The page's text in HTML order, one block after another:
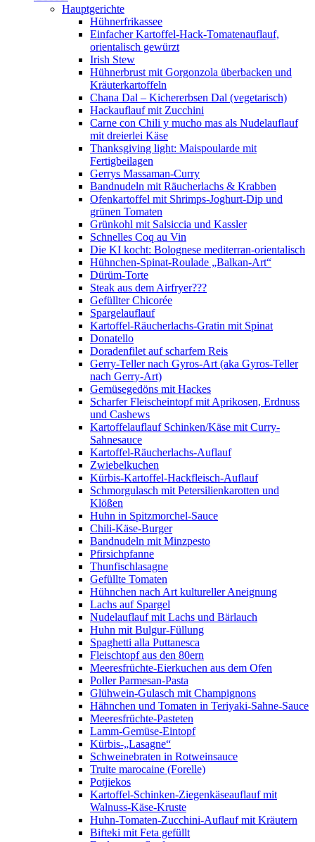
Hauptgerichte
Hühnerfrikassee
Einfacher Kartoffel-Hack-Tomatenauflauf,
orientalisch gewürzt
Irish Stew
Hühnerbrust mit Gorgonzola überbacken und
Kräuterkartoffeln
Chana Dal – Kichererbsen Dal (vegetarisch)
Hackauflauf mit Zucchini
Carne con Chili y mucho mas als Nudelauflauf
mit dreierlei Käse
Thanksgiving light: Maispoularde mit
Fertigbeilagen
Gerrys Massaman-Curry
Bandnudeln mit Räucherlachs & Krabben
Ofenkartoffel mit Shrimps-Joghurt-Dip und
grünen Tomaten
Grünkohl mit Salsiccia und Kassler
Schnelles Coq au Vin
Die KI kocht: Bolognese mediterran-orientalisch
Hühnchen-Spinat-Roulade „Balkan-Art“
Dürüm-Torte
Steak aus dem Airfryer???
Gefüllter Chicorée
Spargelauflauf
Kartoffel-Räucherlachs-Gratin mit Spinat
Donatello
Doradenfilet auf scharfem Reis
Gerry-Teller nach Gyros-Art (aka Gyros-Teller
nach Gerry-Art)
Gemüsegedöns mit Hackes
Scharfer Fleischeintopf mit Aprikosen, Erdnuss
und Cashews
Kartoffelauflauf Schinken/Käse mit Curry-
Sahnesauce
Kartoffel-Räucherlachs-Auflauf
Zwiebelkuchen
Kürbis-Kartoffel-Hackfleisch-Auflauf
Schmorgulasch mit Petersilienkarotten und
Klößen
Huhn in Spitzmorchel-Sauce
Chili-Käse-Burger
Bandnudeln mit Minzpesto
Pfirsichpfanne
Thunfischlasagne
Gefüllte Tomaten
Hühnchen nach Art kultureller Aneignung
Lachs auf Spargel
Nudelauflauf mit Lachs und Bärlauch
Huhn mit Bulgur-Füllung
Spaghetti alla Puttanesca
Fleischtopf aus den 80ern
Meeresfrüchte-Eierkuchen aus dem Ofen
Poller Parmesan-Pasta
Glühwein-Gulasch mit Champignons
Hähnchen und Tomaten in Teriyaki-Sahne-Sauce
Meeresfrüchte-Pasteten
Lamm-Gemüse-Eintopf
Kürbis-„Lasagne“
Schweinebraten in Rotweinsauce
Truite marocaine (Forelle)
Potjiekos
Kartoffel-Schinken-Ziegenkäseauflauf mit
Walnuss-Käse-Kruste
Huhn-Tomaten-Zucchini-Auflauf mit Kräutern
Bifteki mit Feta gefüllt